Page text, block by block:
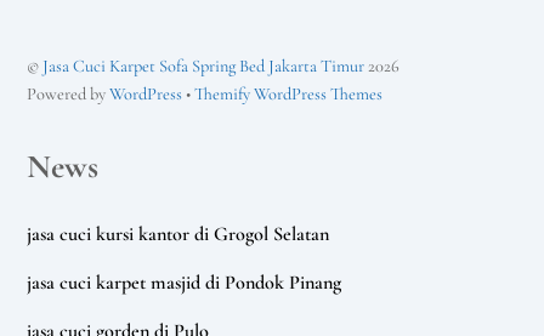
© Jasa Cuci Karpet Sofa Spring Bed Jakarta Timur2026
Powered byWordPress •Themify WordPress Themes
News
jasa cuci kursi kantor di Grogol Selatan
jasa cuci karpet masjid di Pondok Pinang
jasa cuci gorden di Pulo